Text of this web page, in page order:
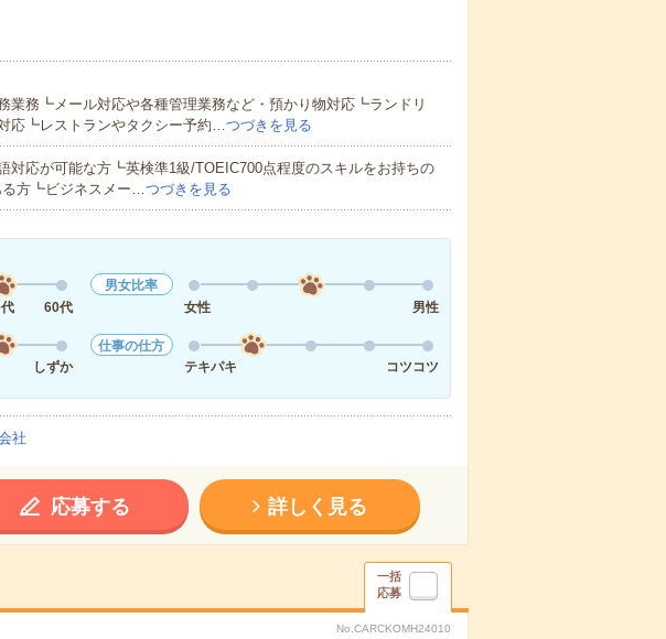
業務┗メール対応や各種管理業務など・預かり物対応┗ランドリ
応┗レストランやタクシー予約…つづきを見る
対応が可能な方┗英検準1級/TOEIC700点程度のスキルをお持ちの
る方┗ビジネスメー…つづきを見る
60代
男女比率
女性
男性
しずか
仕事の仕方
テキパキ
コツコツ
社
応募する 詳しく見る
一括
応募
No.CARCKOMH24010